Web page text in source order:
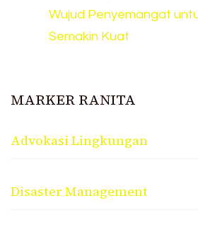
Wujud Penyemangat
Semakin Kuat
MARKER RANITA
Advokasi Lingkungan
Disaster Management